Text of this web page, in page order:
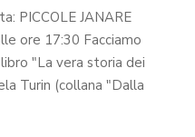
PICCOLE JANARE
ore 17:30 Facciamo
"La vera storia dei
Turin (collana "Dalla